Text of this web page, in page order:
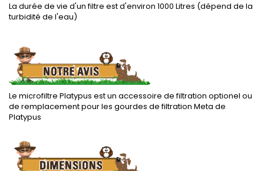
La durée de vie d'un filtre est d'environ 1000 Litres (dépend de la
turbidité de l'eau)
.
Le microfiltre Platypus est un accessoire de filtration optionel ou
de remplacement pour les gourdes de filtration Meta de
Platypus
.